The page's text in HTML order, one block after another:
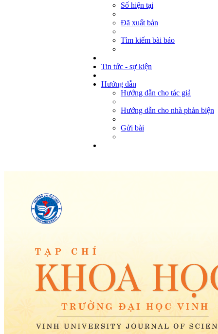
Số hiện tại
Đã xuất bản
Tìm kiếm bài báo
Tin tức - sự kiện
Hướng dẫn
Hướng dẫn cho tác giả
Hướng dẫn cho nhà phản biện
Gửi bài